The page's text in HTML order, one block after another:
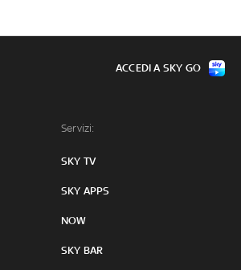
Servizi:
SKY TV
SKY APPS
NOW
SKY BAR
ACCEDI A SKY GO